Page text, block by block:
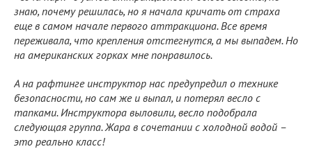
знаю, почему решилась, но я начала кричать от страха
еще в самом начале первого аттракциона. Все время
переживала, что крепления отстегнутся, а мы выпадем. Но
на американских горках мне понравилось.
А на рафтинге инструктор нас предупредил о технике
безопасности, но сам же и выпал, и потерял весло с
тапками. Инструктора выловили, весло подобрала
следующая группа. Жара в сочетании с холодной водой –
это реально класс!